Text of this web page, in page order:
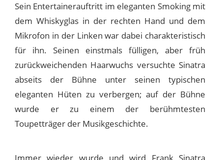
Sein Entertainerauftritt im eleganten Smoking mit
dem Whiskyglas in der rechten Hand und dem
Mikrofon in der Linken war dabei charakteristisch
für ihn. Seinen einstmals fülligen, aber früh
zurückweichenden Haarwuchs versuchte Sinatra
abseits der Bühne unter seinen typischen
eleganten Hüten zu verbergen; auf der Bühne
wurde er zu einem der berühmtesten
Toupetträger der Musikgeschichte.